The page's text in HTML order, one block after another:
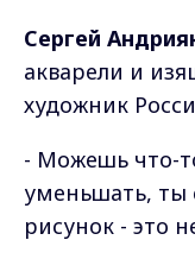
Сергей
акварели и
художник
- Можешь что-
уменьшать, ты
рисунок - это